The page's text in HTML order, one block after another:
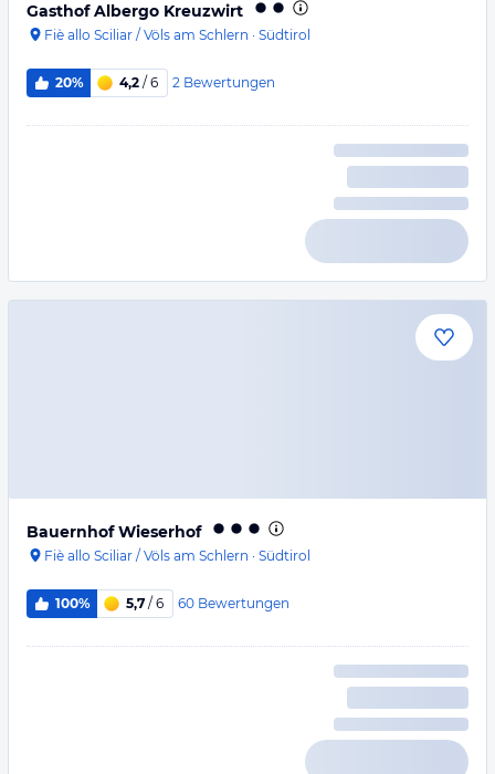
Gasthof Albergo Kreuzwirt
Fiè allo Sciliar / Völs am Schlern · Südtirol
20% 4,2 / 6 2 Bewertungen
Bauernhof Wieserhof
Fiè allo Sciliar / Völs am Schlern · Südtirol
100% 5,7 / 6 60 Bewertungen